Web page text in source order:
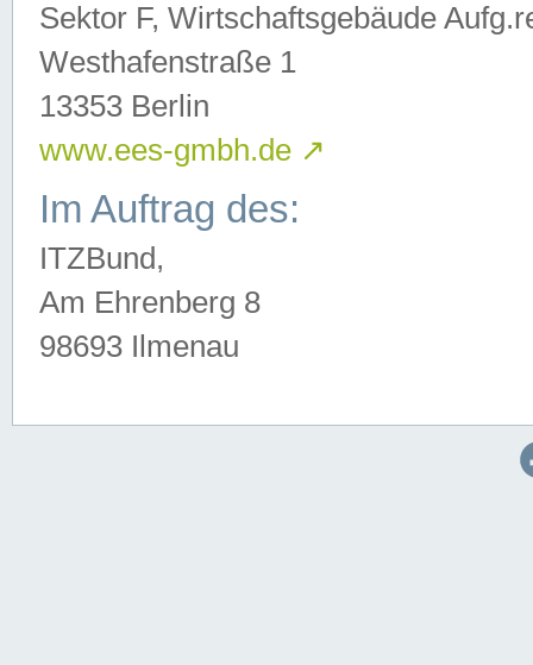
Sektor F, Wirtschaftsgebäude
Westhafenstraße 1
13353 Berlin
www.ees-gmbh.de ↗
Im Auftrag des:
ITZBund,
Am Ehrenberg 8
98693 Ilmenau